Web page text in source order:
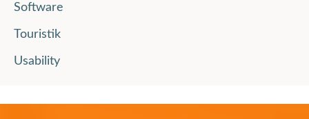
Software
Touristik
Usability